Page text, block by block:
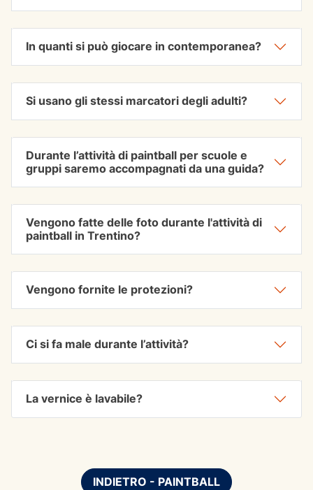
In quanti si può giocare in contemporanea?
Si usano gli stessi marcatori degli adulti?
Durante l’attività di paintball per scuole e
gruppi saremo accompagnati da una guida?
Vengono fatte delle foto durante l'attività di
paintball in Trentino?
Vengono fornite le protezioni?
Ci si fa male durante l’attività?
La vernice è lavabile?
INDIETRO - PAINTBALL